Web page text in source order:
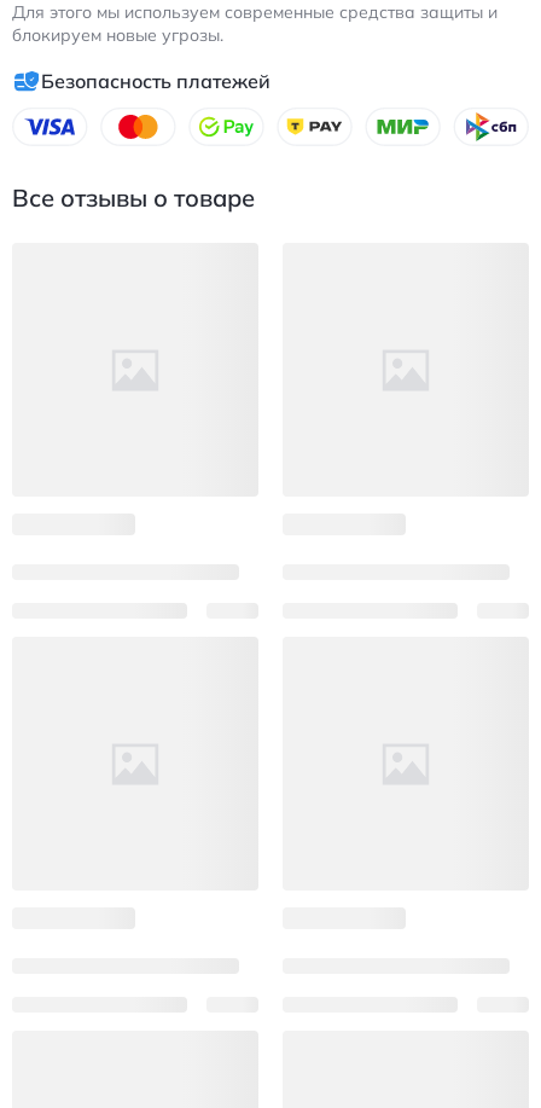
Для этого мы используем современные средства защиты и
блокируем новые угрозы.
Безопасность платежей
Все отзывы о товаре